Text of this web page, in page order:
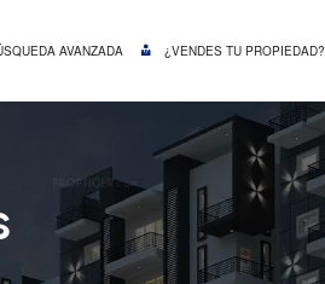
AVANZADA ¿VENDES TU PROPIEDAD?